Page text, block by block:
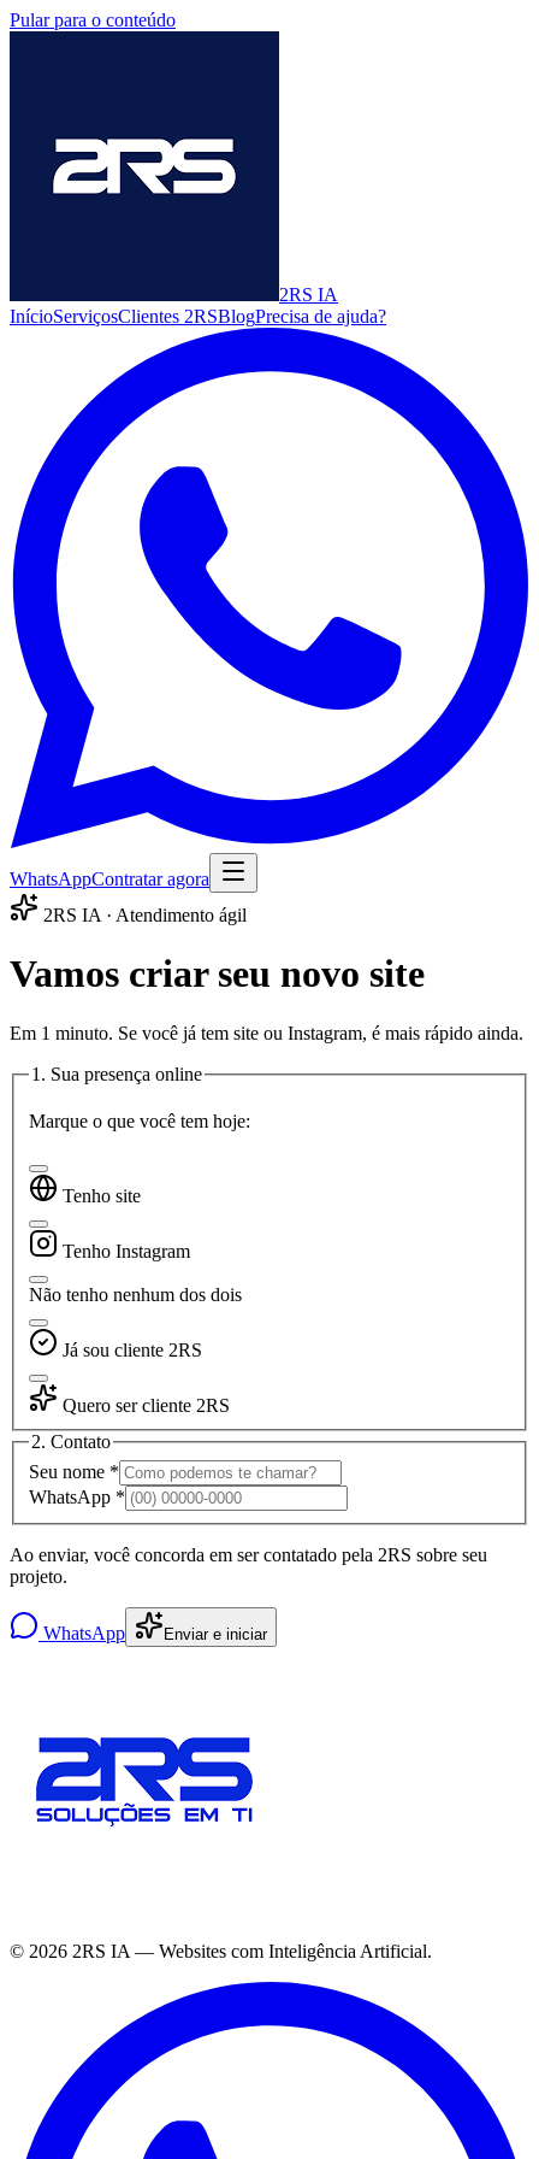
Pular para o conteúdo
2RS IA
InícioServiçosClientes 2RSBlogPrecisa de ajuda?
WhatsAppContratar agora
2RS IA · Atendimento ágil
Vamos criar seu novo site
Em 1 minuto. Se você já tem site ou Instagram, é mais rápido ainda.
1. Sua presença online
Marque o que você tem hoje:
Tenho site
Tenho Instagram
Não tenho nenhum dos dois
Já sou cliente 2RS
Quero ser cliente 2RS
2. Contato
Seu nome *
WhatsApp *
Ao enviar, você concorda em ser contatado pela 2RS sobre seu
projeto.
WhatsApp Enviar e iniciar
© 2026 2RS IA — Websites com Inteligência Artificial.